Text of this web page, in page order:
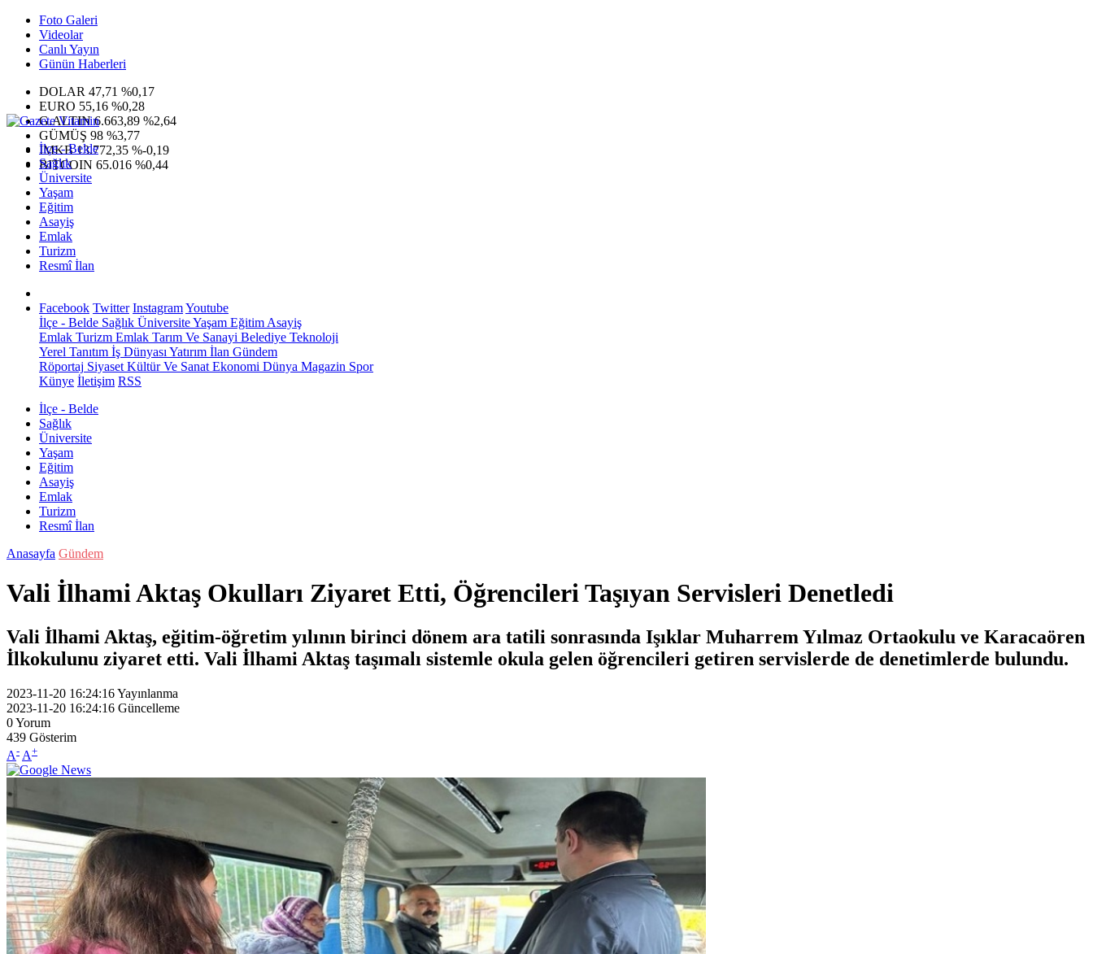
Foto Galeri
Videolar
Canlı Yayın
Günün Haberleri
DOLAR 47,71 %0,17
EURO 55,16 %0,28
G.ALTIN6.663,89 %2,64
GÜMÜŞ 98 %3,77
IMKB13.772,35 %-0,19
BITCOIN 65.016 %0,44
İlçe - Belde
Sağlık
Üniversite
Yaşam
Eğitim
Asayiş
Emlak
Turizm
Resmî İlan
Facebook Twitter InstagramYoutube
İlçe - Belde Sağlık ÜniversiteYaşam Eğitim Asayiş
Emlak Turizm Emlak Tarım Ve Sanayi Belediye Teknoloji
Yerel Tanıtım İş Dünyası Yatırım İlan Gündem
Röportaj Siyaset Kültür Ve Sanat Ekonomi Dünya Magazin Spor
Künye İletişim RSS
İlçe - Belde
Sağlık
Üniversite
Yaşam
Eğitim
Asayiş
Emlak
Turizm
Resmî İlan
Anasayfa Gündem
Vali İlhami Aktaş Okulları Ziyaret Etti, Öğrencileri Taşıyan Servisleri Denetledi
Vali İlhami Aktaş, eğitim-öğretim yılının birinci dönem ara tatili sonrasında Işıklar Muharrem Yılmaz Ortaokulu ve Karacaören
İlkokulunu ziyaret etti. Vali İlhami Aktaş taşımalı sistemle okula gelen öğrencileri getiren servislerde de denetimlerde bulundu.
2023-11-20 16:24:16Yayınlanma
2023-11-20 16:24:16 Güncelleme
0Yorum
439 Gösterim
A- A+